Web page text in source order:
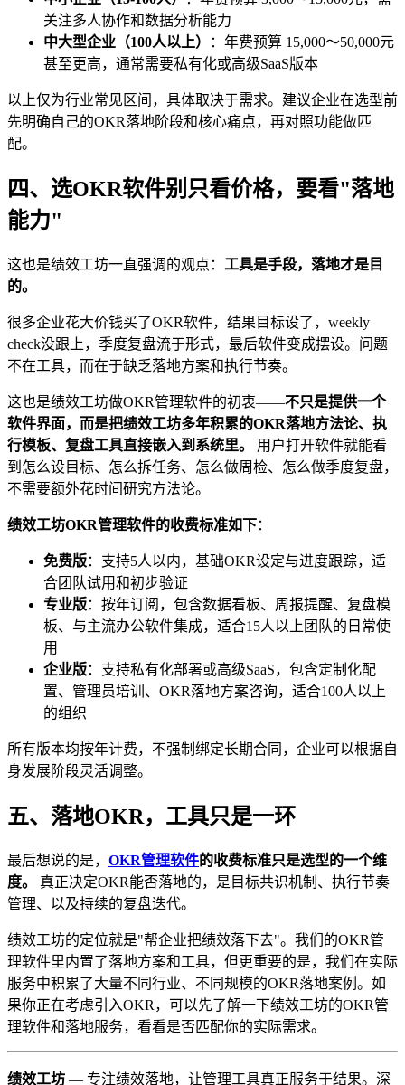
关注多人协作和数据分析能力
中大型企业（100人以上）
：年费预算 15,000～50,000元
甚至更高，通常需要私有化或高级SaaS版本
以上仅为行业常见区间，具体取决于需求。建议企业在选型前
先明确自己的OKR落地阶段和核心痛点，再对照功能做匹
配。
四、选OKR软件别只看价格，要看"落地
能力"
这也是绩效工坊一直强调的观点： 工具是手段，落地才是目
的。
很多企业花大价钱买了OKR软件，结果目标设了，weekly
check没跟上，季度复盘流于形式，最后软件变成摆设。问题
不在工具，而在于缺乏落地方案和执行节奏。
这也是绩效工坊做OKR管理软件的初衷——不只是提供一个
软件界面，而是把绩效工坊多年积累的OKR落地方法论、执
行模板、复盘工具直接嵌入到系统里。
用户打开软件就能看
到怎么设目标、怎么拆任务、怎么做周检、怎么做季度复盘，
不需要额外花时间研究方法论。
绩效工坊OKR管理软件的收费标准如下：
免费版：支持5人以内，基础OKR设定与进度跟踪，适
合团队试用和初步验证
专业版：按年订阅，包含数据看板、周报提醒、复盘模
板、与主流办公软件集成，适合15人以上团队的日常使
用
企业版：支持私有化部署或高级SaaS，包含定制化配
置、管理员培训、OKR落地方案咨询，适合100人以上
的组织
所有版本均按年计费，不强制绑定长期合同，企业可以根据自
身发展阶段灵活调整。
五、落地OKR，工具只是一环
最后想说的是， OKR管理软件的收费标准只是选型的一个维
度。
真正决定OKR能否落地的，是目标共识机制、执行节奏
管理、以及持续的复盘迭代。
绩效工坊的定位就是"帮企业把绩效落下去"。我们的OKR管
理软件里内置了落地方案和工具，但更重要的是，我们在实际
服务中积累了大量不同行业、不同规模的OKR落地案例。如
果你正在考虑引入OKR，可以先了解一下绩效工坊的OKR管
理软件和落地服务，看看是否匹配你的实际需求。
绩效工坊 — 专注绩效落地，让管理工具真正服务于结果。深